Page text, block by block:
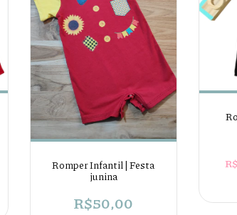
Romper Infantil | Festa
junina
R$50,00